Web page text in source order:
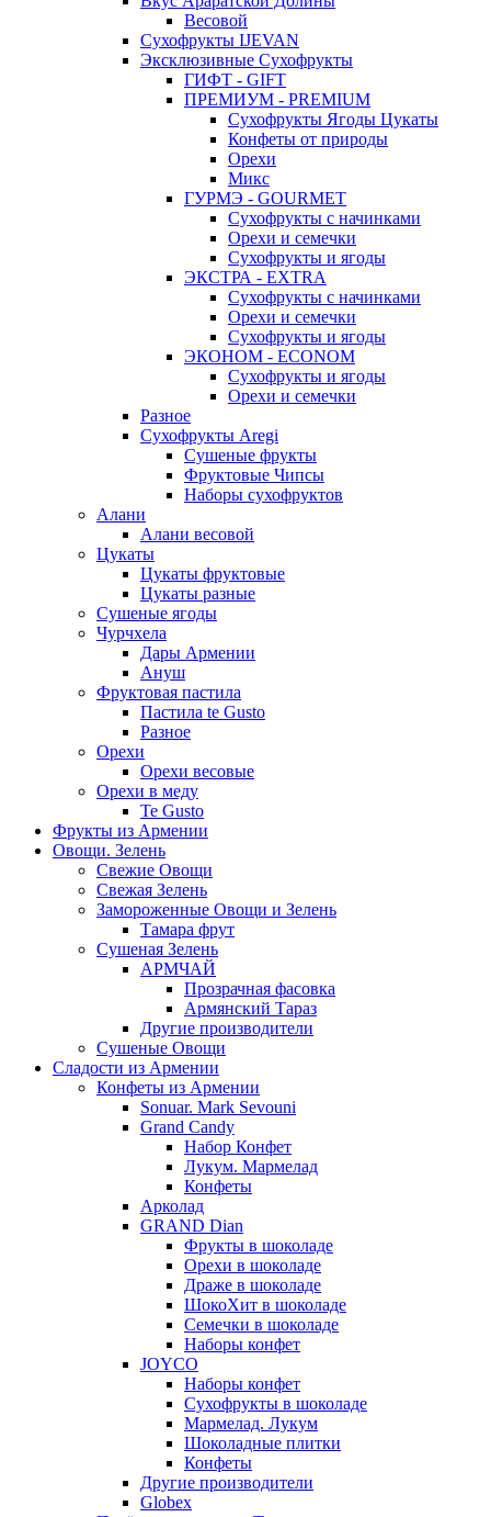
Весовой
Сухофрукты IJEVAN
Эксклюзивные Сухофрукты
ГИФТ - GIFT
ПРЕМИУМ - PREMIUM
Сухофрукты Ягоды Цукаты
Конфеты от природы
Орехи
Микс
ГУРМЭ - GOURMET
Сухофрукты с начинками
Орехи и семечки
Сухофрукты и ягоды
ЭКСТРА - EXTRA
Сухофрукты с начинками
Орехи и семечки
Сухофрукты и ягоды
ЭКОНОМ - ECONOM
Сухофрукты и ягоды
Орехи и семечки
Разное
Сухофрукты Aregi
Сушеные фрукты
Фруктовые Чипсы
Наборы сухофруктов
Алани
Алани весовой
Цукаты
Цукаты фруктовые
Цукаты разные
Сушеные ягоды
Чурчхела
Дары Армении
Ануш
Фруктовая пастила
Пастила te Gusto
Разное
Орехи
Орехи весовые
Орехи в меду
Te Gusto
Фрукты из Армении
Овощи. Зелень
Свежие Овощи
Свежая Зелень
Замороженные Овощи и Зелень
Тамара фрут
Сушеная Зелень
АРМЧАЙ
Прозрачная фасовка
Армянский Тараз
Другие производители
Сушеные Овощи
Сладости из Армении
Конфеты из Армении
Sonuar. Mark Sevouni
Grand Candy
Набор Конфет
Лукум. Мармелад
Конфеты
Арколад
GRAND Dian
Фрукты в шоколаде
Орехи в шоколаде
Драже в шоколаде
ШокоХит в шоколаде
Семечки в шоколаде
Наборы конфет
JOYCO
Наборы конфет
Сухофрукты в шоколаде
Мармелад. Лукум
Шоколадные плитки
Конфеты
Другие производители
Globex